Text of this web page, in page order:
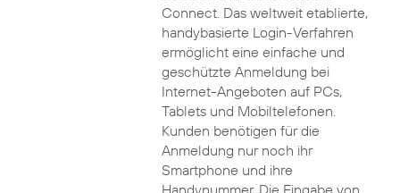
Connect. Das weltweit etablierte,
handybasierte Login-Verfahren
ermöglicht eine einfache und
geschützte Anmeldung bei
Internet-Angeboten auf PCs,
Tablets und Mobiltelefonen.
Kunden benötigen für die
Anmeldung nur noch ihr
Smartphone und ihre
Handynummer. Die Eingabe von